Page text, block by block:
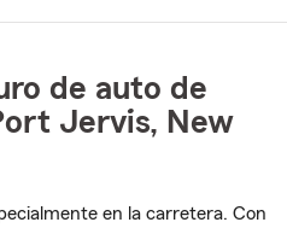
de auto de
Jervis, New
en la carretera. Con